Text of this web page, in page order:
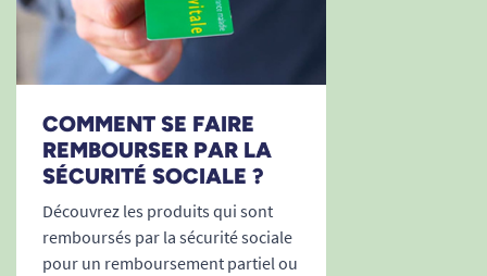
COMMENT SE FAIRE
REMBOURSER PAR LA
SÉCURITÉ SOCIALE ?
Découvrez les produits qui sont
remboursés par la sécurité sociale
pour un remboursement partiel ou